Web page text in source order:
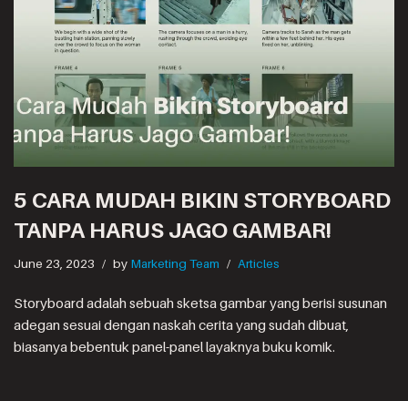
5 CARA MUDAH BIKIN STORYBOARD
TANPA HARUS JAGO GAMBAR!
June 23, 2023 by Marketing Team Articles
Storyboard adalah sebuah sketsa gambar yang berisi susunan
adegan sesuai dengan naskah cerita yang sudah dibuat,
biasanya bebentuk panel-panel layaknya buku komik.